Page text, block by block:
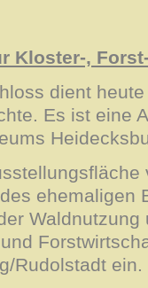
Kloster-,
dient
Es ist eine
ehemaligen
Rudolstadt ein.